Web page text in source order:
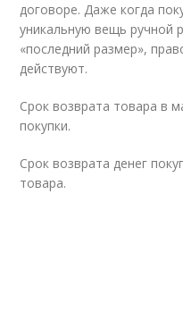
договоре. Даже когда
уникальную вещь ручной
«последний размер»,
действуют.
Срок возврата товара в
покупки.
Срок возврата денег
товара.